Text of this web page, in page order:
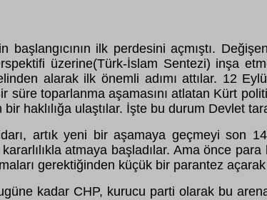
ilk perdesini açmıştı.
üzerine(Türk-İslam Sentezi) inşa
alarak ilk önemli adımı attılar. 12
süre toparlanma aşamasını atlatan Kürt
haklılığa ulaştılar. İşte bu durum Devlet
artık yeni bir aşamaya geçmeyi son
atmaya başladılar. Ama önce
gerektiğinden küçük bir parantez
kadar CHP, kurucu parti olarak bu